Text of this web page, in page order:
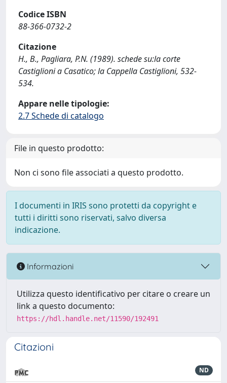
Codice ISBN
88-366-0732-2
Citazione
H., B., Pagliara, P.N. (1989). schede su:la corte
Castiglioni a Casatico; la Cappella Castiglioni, 532-
534.
Appare nelle tipologie:
2.7 Schede di catalogo
File in questo prodotto:
Non ci sono file associati a questo prodotto.
I documenti in IRIS sono protetti da copyright e
tutti i diritti sono riservati, salvo diversa
indicazione.
Informazioni
Utilizza questo identificativo per citare o creare un
link a questo documento:
https://hdl.handle.net/11590/192491
Citazioni
ND